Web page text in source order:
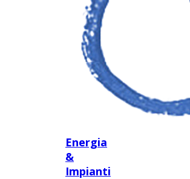
Energia
&
Impianti